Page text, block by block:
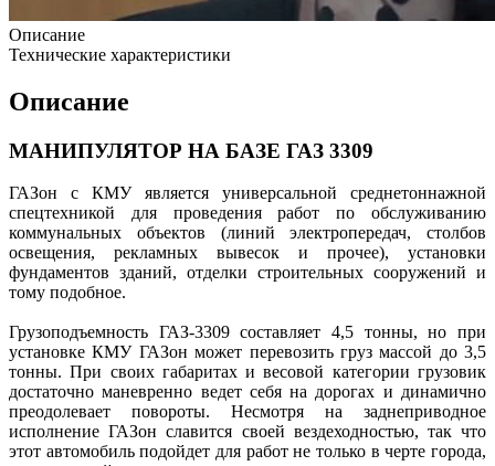
Описание
Технические характеристики
Описание
МАНИПУЛЯТОР НА БАЗЕ ГАЗ 3309
ГАЗон с КМУ является универсальной среднетоннажной
спецтехникой для проведения работ по обслуживанию
коммунальных объектов (линий электропередач, столбов
освещения, рекламных вывесок и прочее), установки
фундаментов зданий, отделки строительных сооружений и
тому подобное.
Грузоподъемность ГАЗ-3309 составляет 4,5 тонны, но при
установке КМУ ГАЗон может перевозить груз массой до 3,5
тонны. При своих габаритах и весовой категории грузовик
достаточно маневренно ведет себя на дорогах и динамично
преодолевает повороты. Несмотря на заднеприводное
исполнение ГАЗон славится своей вездеходностью, так что
этот автомобиль подойдет для работ не только в черте города,